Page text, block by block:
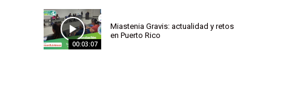
00:03:07
Miastenia Gravis: actualidad y retos
en Puerto Rico